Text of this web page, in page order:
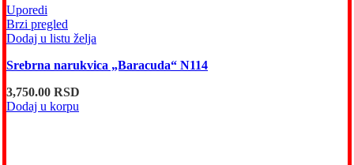
Uporedi
Brzi pregled
Dodaj u listu želja
Srebrna narukvica „Baracuda“ N114
3,750.00 RSD
Dodaj u korpu